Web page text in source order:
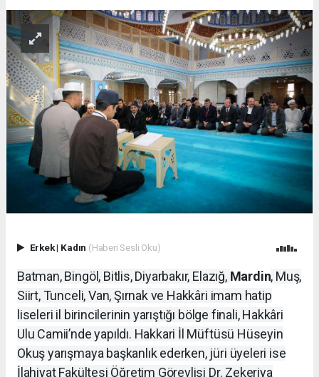
Erkek| Kadın (Haberi Sesli Oku)
Batman, Bingöl, Bitlis, Diyarbakır, Elazığ, Mardin, Muş,
Siirt, Tunceli, Van, Şırnak ve Hakkâri imam hatip
liseleri il birincilerinin yarıştığı bölge finali, Hakkâri
Ulu Camii’nde yapıldı. Hakkari İl Müftüsü Hüseyin
Okuş yarışmaya başkanlık ederken, jüri üyeleri ise
İlahiyat Fakültesi Öğretim Görevlisi Dr. Zekeriya